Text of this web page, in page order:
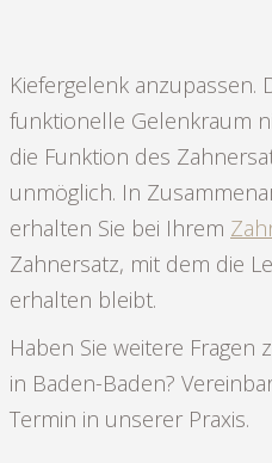
erhalten Sie bei Ihrem
Zahnersatz, mit dem die
erhalten bleibt.
Haben Sie weitere
in Baden-Baden?
Termin in unserer Praxis.